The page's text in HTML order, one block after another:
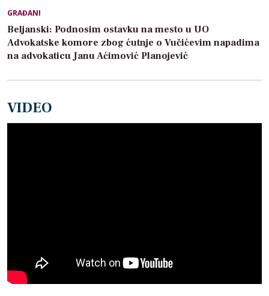
GRAĐANI
Beljanski: Podnosim ostavku na mesto u UO
Advokatske komore zbog ćutnje o Vučićevim napadima
na advokaticu Janu Aćimović Planojević
VIDEO